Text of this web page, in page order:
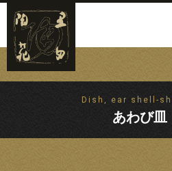
Dish, ear shell-
あわび